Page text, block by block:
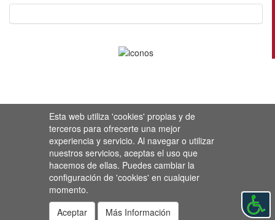
Esta web utiliza 'cookies' propias y de
terceros para ofrecerte una mejor
experiencia y servicio. Al navegar o utilizar
nuestros servicios, aceptas el uso que
hacemos de ellas. Puedes cambiar la
configuración de 'cookies' en cualquier
momento.
Aceptar
Más Información